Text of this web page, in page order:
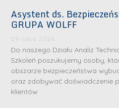
Asystent ds.
GRUPA WOLFF
29 lipca 2026
Do naszego Działu Analiz
Szkoleń poszukujemy osoby,
obszarze bezpieczeństwa
oraz zdobywać doświadczenie
klientów